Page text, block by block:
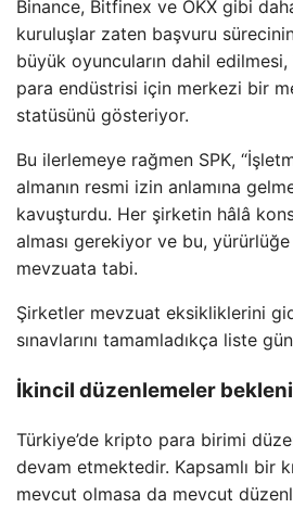
Binance, Bitfinex ve OKX gibi
kuruluşlar zaten başvuru
büyük oyuncuların dahil
para endüstrisi için merkezi bir
statüsünü gösteriyor.
Bu ilerlemeye rağmen SPK,
almanın resmi izin anlamına
kavuşturdu. Her şirketin hâlâ
alması gerekiyor ve bu,
mevzuata tabi.
Şirketler mevzuat eksikliklerini
sınavlarını tamamladıkça liste
İkincil düzenlemeler
Türkiye’de kripto para birimi
devam etmektedir. Kapsamlı bir
mevcut olmasa da mevcut